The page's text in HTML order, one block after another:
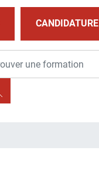
CANDIDATURE